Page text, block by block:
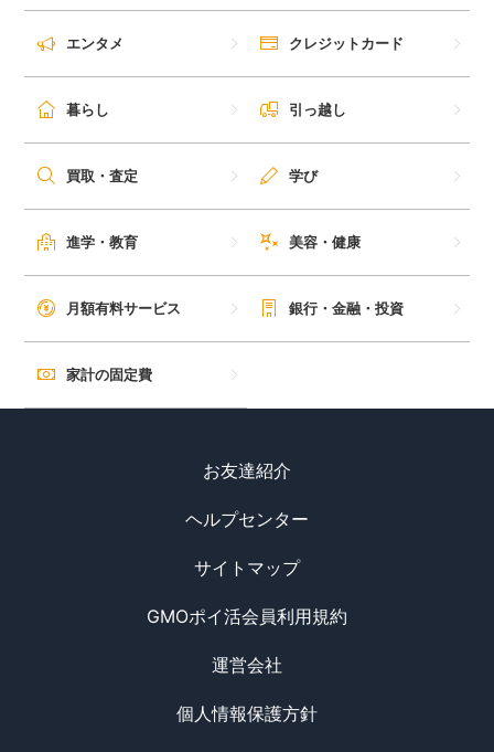
エンタメ クレジットカード
暮らし 引っ越し
買取・査定 学び
進学・教育 美容・健康
月額有料サービス 銀行・金融・投資
家計の固定費
お友達紹介
ヘルプセンター
サイトマップ
GMOポイ活会員利用規約
運営会社
個人情報保護方針